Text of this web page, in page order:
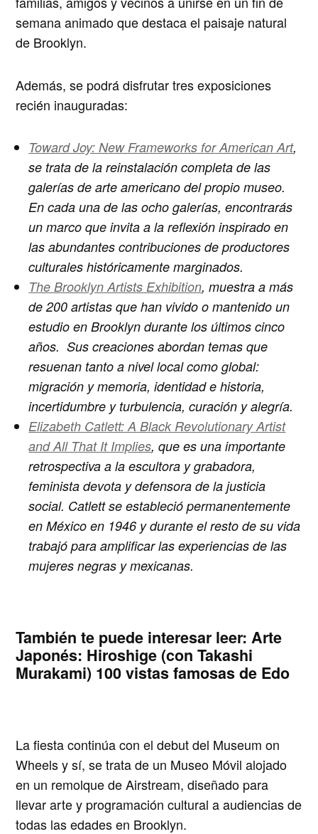
semana animado que destaca el paisaje natural
de Brooklyn.
Además, se podrá disfrutar tres exposiciones
recién inauguradas:
Toward Joy: New Frameworks for American Art,
se trata de la reinstalación completa de las
galerías de arte americano del propio museo.
En cada una de las ocho galerías, encontrarás
un marco que invita a la reflexión inspirado en
las abundantes contribuciones de productores
culturales históricamente marginados.
The Brooklyn Artists Exhibition, muestra a más
de 200 artistas que han vivido o mantenido un
estudio en Brooklyn durante los últimos cinco
años. Sus creaciones abordan temas que
resuenan tanto a nivel local como global:
migración y memoria, identidad e historia,
incertidumbre y turbulencia, curación y alegría.
Elizabeth Catlett: A Black Revolutionary Artist
and All That It Implies,que es una importante
retrospectiva a la escultora y grabadora,
feminista devota y defensora de la justicia
social. Catlett se estableció permanentemente
en México en 1946 y durante el resto de su vida
trabajó para amplificar las experiencias de las
mujeres negras y mexicanas.
También te puede interesar leer:Arte
Japonés: Hiroshige (con Takashi
Murakami) 100 vistas famosas de Edo
La fiesta continúa con el debut del Museum on
Wheelsy sí, se trata de un Museo Móvil alojado
en un remolque de Airstream, diseñado para
llevar arte y programación cultural a audiencias de
todas las edades en Brooklyn.